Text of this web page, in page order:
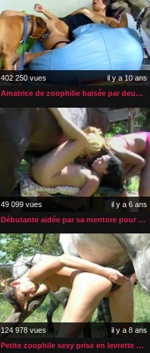
402 250 vues
il y a 10 ans
Amatrice de zoophilie baisée par deux chiens
49 099 vues
il y a 6 ans
Débutante aidée par sa mentore pour sa 1ère pénétration
124 978 vues
il y a 8 ans
Petite zoophile sexy prise en levrette par son cheval